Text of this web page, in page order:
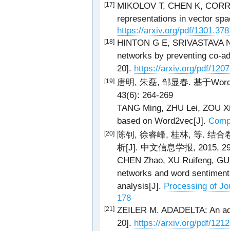
[17] MIKOLOV T, CHEN K,
representations in vector
https://arxiv.org/pdf/
[18] HINTON G E, SRIVASTAVA
networks by preventing co-
20]. https://arxiv.org/pdf/
[19] 唐明, 朱磊, 邹显春. 基于
43(6): 264-269
TANG Ming, ZHU Lei, ZOU
based on Word2vec[J].
[20] 陈钊, 徐睿峰, 桂林, 等. 结合
析[J]. 中文信息学报, 2015,
CHEN Zhao, XU Ruifeng,
networks and word
analysis[J]. Processing of
178
[21] ZEILER M. ADADELTA: An
20]. https://arxiv.org/pdf/